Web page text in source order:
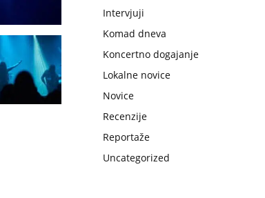
Intervjuji
Komad dneva
Koncertno dogajanje
Lokalne novice
Novice
Recenzije
Reportaže
Uncategorized